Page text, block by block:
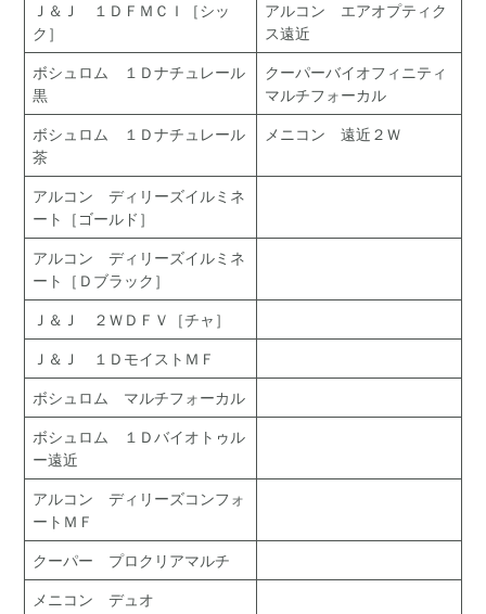
Ｊ＆Ｊ １ＤＦＭＣＩ［シッ
ク］
アルコン エアオプティク
ス遠近
ボシュロム １Ｄナチュレール
黒
クーパーバイオフィニティ
マルチフォーカル
ボシュロム １Ｄナチュレール
茶
メニコン 遠近２Ｗ
アルコン ディリーズイルミネ
ート［ゴールド］
アルコン ディリーズイルミネ
ート［Ｄブラック］
Ｊ＆Ｊ ２ＷＤＦＶ［チャ］
Ｊ＆Ｊ １ＤモイストＭＦ
ボシュロム マルチフォーカル
ボシュロム １Ｄバイオトゥル
ー遠近
アルコン ディリーズコンフォ
ートＭＦ
クーパー プロクリアマルチ
メニコン デュオ